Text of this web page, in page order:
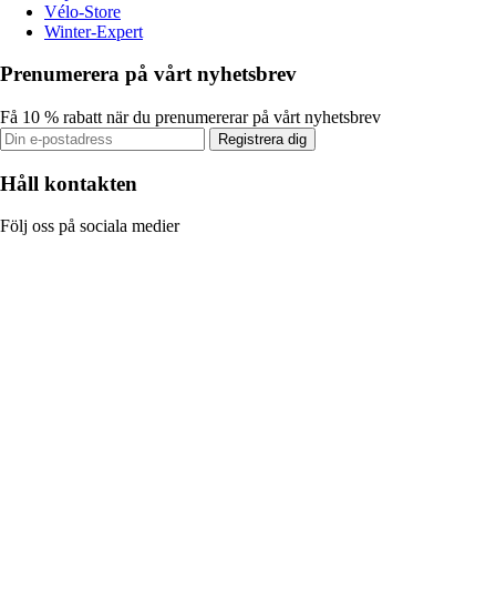
Vélo-Store
Winter-Expert
Prenumerera på vårt nyhetsbrev
Få 10 % rabatt när du prenumererar på vårt nyhetsbrev
Registrera dig
Håll kontakten
Följ oss på sociala medier